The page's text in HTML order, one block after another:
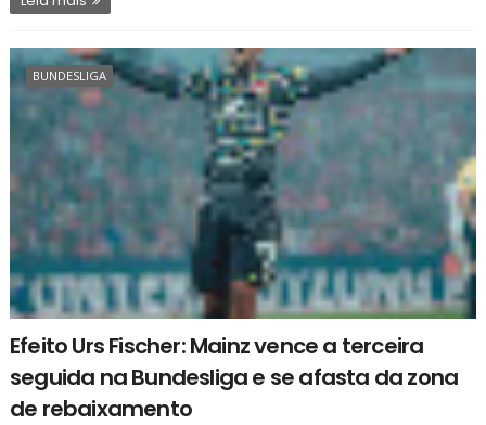
BUNDESLIGA
Efeito Urs Fischer: Mainz vence a terceira
seguida na Bundesliga e se afasta da zona
de rebaixamento